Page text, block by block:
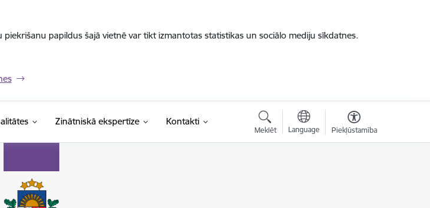
papildus šajā vietnē var tikt izmantotas statistikas un sociālo mediju sīkdatnes.
Zinātniskā ekspertīze Kontakti
Meklēt Language Piekļūstamība